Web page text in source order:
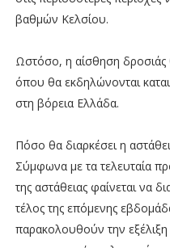
βαθμών Κελσίου.
Ωστόσο, η αίσθηση δροσιάς
όπου θα εκδηλώνονται
στη βόρεια Ελλάδα.
Πόσο θα διαρκέσει η
Σύμφωνα με τα τελευταία
της αστάθειας φαίνεται να
τέλος της επόμενης
παρακολουθούν την